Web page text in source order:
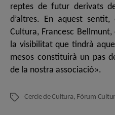
reptes de futur derivats
d’altres. En aquest
Cultura, Francesc
la visibilitat que tindrà
mesos constituirà un pas
de la nostra associació».
EtiquetesCercle de Cultura, Fòrum